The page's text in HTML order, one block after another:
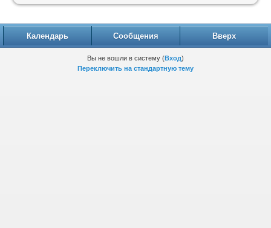
Календарь Сообщения Вверх
Вы не вошли в систему (Вход)
Переключить на стандартную тему